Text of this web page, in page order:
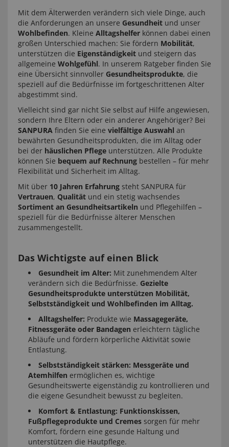
Mit dem Älterwerden verändern sich viele Dinge, auch
die Anforderungen an unsere Gesundheit und unser
Wohlbefinden. Kleine Alltagshelfer können dabei einen
großen Unterschied machen: Sie fördern Mobilität,
unterstützen die Eigenständigkeit und steigern das
allgemeine Wohlgefühl. In unserem Ratgeber finden Sie
eine Übersicht sinnvoller Gesundheitsprodukte, die
speziell auf die Bedürfnisse im fortgeschrittenen Alter
abgestimmt sind.
Vielleicht sind gar nicht Sie selbst auf Hilfe angewiesen,
sondern Ihre Eltern oder ein anderer Angehöriger? Bei
SANPURA finden Sie eine vielfältige Auswahl an
bewährten Gesundheitsprodukten, die im Alltag oder
bei der häuslichen Pflege unterstützen. Alle Produkte
können Sie bequem auf Rechnung bestellen – für mehr
Flexibilität und Sicherheit im Alltag.
Mit über 10 Jahren Erfahrung steht SANPURA für
Vertrauen, Qualität und ein stetig wachsendes
Sortiment an Gesundheitsartikeln und Pflegehilfen –
speziell für die Bedürfnisse älterer Menschen
zusammengestellt.
Das Wichtigste auf einen Blick
Gesundheit im Alter: Mit zunehmendem Alter
verändern sich die Bedürfnisse. Gezielte
Gesundheitsprodukte unterstützen Mobilität,
Selbstständigkeit und Wohlbefinden im Alltag.
Alltagshelfer: Produkte wie Massagegeräte,
Fitnessgeräte oder Bandagen erleichtern tägliche
Abläufe und fördern körperliche Aktivität sowie
Entlastung.
Selbstständigkeit stärken: Messgeräte und
Atemhilfen ermöglichen es, wichtige
Gesundheitswerte eigenständig zu kontrollieren und
die eigene Gesundheit bewusst zu begleiten.
Komfort & Entlastung: Funktionskissen,
Fußpflegeprodukte und Cremes sorgen für mehr
Komfort, fördern eine gesunde Haltung und
unterstützen die Hautpflege.